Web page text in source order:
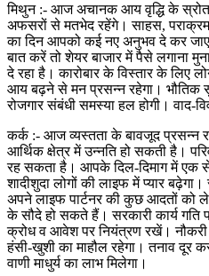
मिथुन :- आज अचानक आय वृद्धि के
अफसरों से मतभेद रहेंगे। साहस,
का दिन आपको कई नए अनुभव दे कर
बात करें तो शेयर बाजार में पैसे लगाना
दे रहा है। कारोबार के विस्तार के लिए
आय बढ़ने से मन प्रसन्न रहेगा।
रोजगार संबंधी समस्या हल होगी। वाद-
कर्क :- आज व्यस्तता के बावजूद प्रसन्न
आर्थिक क्षेत्र में उन्नति हो सकती है।
रह सकता है। आपके दिल-दिमाग में एक
शादीशुदा लोगों की लाइफ में प्यार
अपने लाइफ पार्टनर की कुछ आदतों को
के सौदे हो सकते हैं। सरकारी कार्य
क्रोध व आवेश पर नियंत्रण रखें। नौकरी
हंसी-खुशी का माहौल रहेगा। तनाव दूर
वाणी माधुर्य का लाभ मिलेगा।